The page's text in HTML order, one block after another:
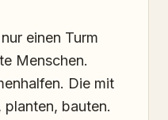
einen Turm
Menschen.
Die mit
planten, bauten.